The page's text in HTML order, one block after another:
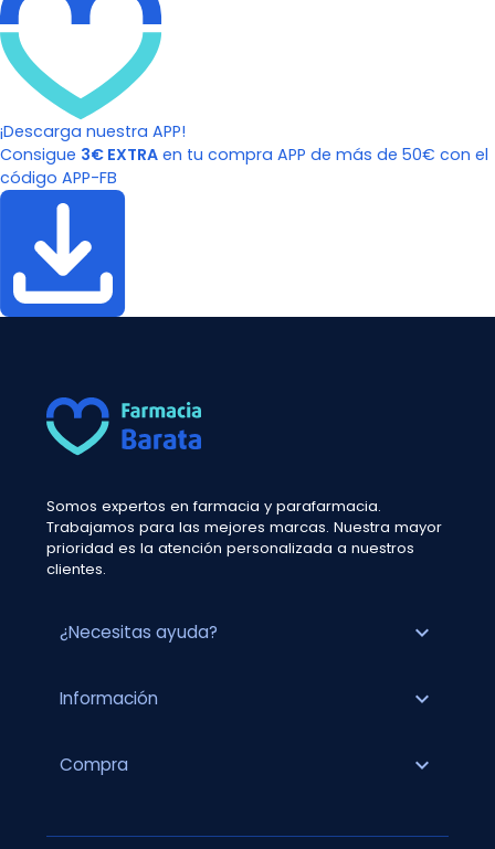
¡Descarga nuestra APP!
Consigue 3€ EXTRA en tu compra APP de más de 50€ con el
código APP-FB
Somos expertos en farmacia y parafarmacia.
Trabajamos para las mejores marcas. Nuestra mayor
prioridad es la atención personalizada a nuestros
clientes.
¿Necesitas ayuda? expand_more
Información expand_more
Compra expand_more